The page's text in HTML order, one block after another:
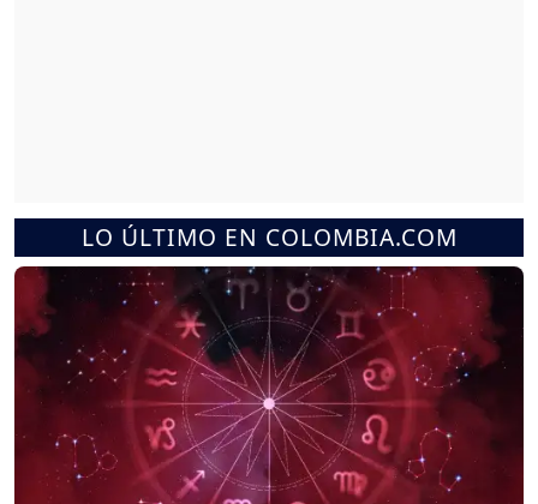
LO ÚLTIMO EN COLOMBIA.COM